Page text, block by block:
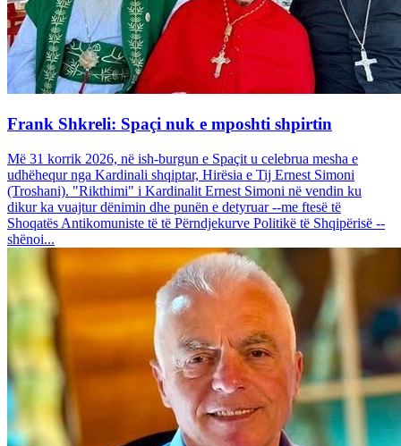
Frank Shkreli: Spaçi nuk e mposhti shpirtin
Më 31 korrik 2026, në ish-burgun e Spaçit u celebrua mesha e
udhëhequr nga Kardinali shqiptar, Hirësia e Tij Ernest Simoni
(Troshani). "Rikthimi" i Kardinalit Ernest Simoni në vendin ku
dikur ka vuajtur dënimin dhe punën e detyruar --me ftesë të
Shoqatës Antikomuniste të të Përndjekurve Politikë të Shqipërisë --
shënoi...